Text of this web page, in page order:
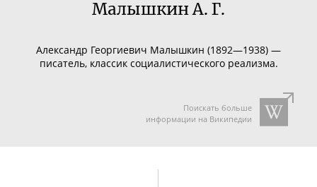
Малышкин А. Г.
Александр Георгиевич Малышкин (1892—1938) —
писатель, классик социалистического реализма.
Поискать больше
информации на Википедии